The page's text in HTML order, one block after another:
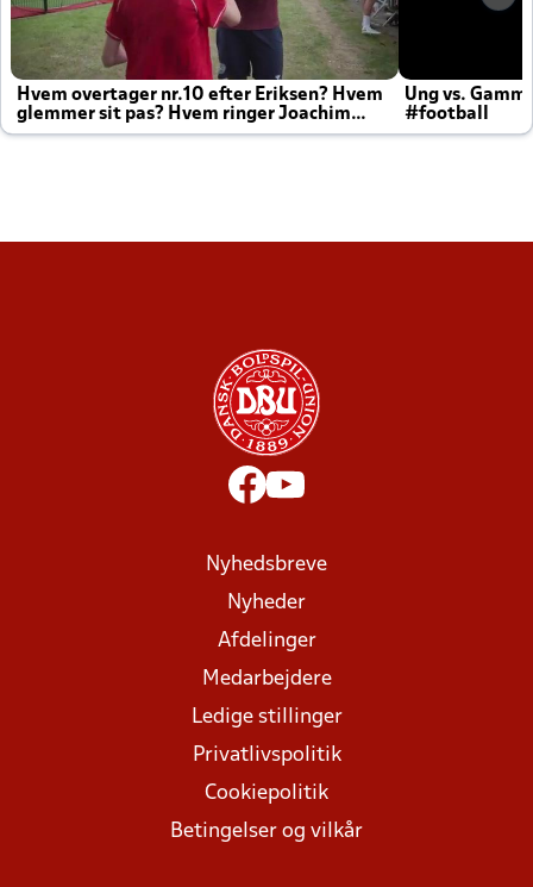
Hvem overtager nr.10 efter Eriksen? Hvem
glemmer sit pas? Hvem ringer Joachim
altid til efter kampe?
Ung vs.
#football
Nyhedsbreve
Nyheder
Afdelinger
Medarbejdere
Ledige stillinger
Privatlivspolitik
Cookiepolitik
Betingelser og vilkår